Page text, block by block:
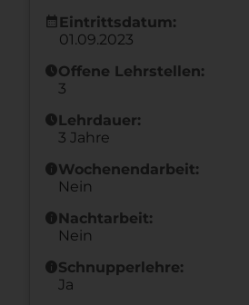
calendar_month Eintrittsdatum:
01.09.2023
scheduleOffene Lehrstellen:
3
scheduleLehrdauer:
3 Jahre
infoWochenendarbeit:
Nein
infoNachtarbeit:
Nein
infoSchnupperlehre:
Ja